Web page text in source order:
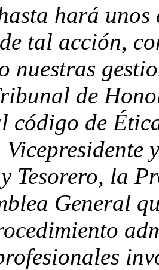
hará
tal acción,
nuestras
de
código de
Tesorero, la
General